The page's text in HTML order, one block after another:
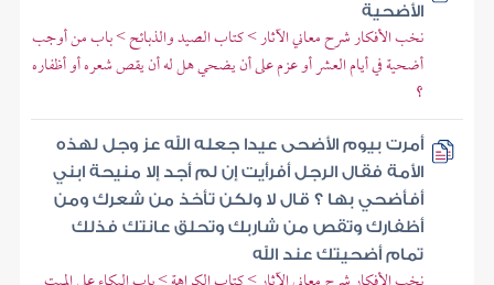
الأضحية
نخب الأفكار شرح معاني الآثار > كتاب الصيد والذبائح > باب من أوجب
أضحية في أيام العشر أو عزم على أن يضحي هل له أن يقص شعره أو أظفاره
؟
أمرت بيوم الأضحى عيدا جعله الله عز وجل لهذه
الأمة فقال الرجل أفرأيت إن لم أجد إلا منيحة ابني
أفأضحي بها ؟ قال لا ولكن تأخذ من شعرك ومن
أظفارك وتقص من شاربك وتحلق عانتك فذلك
تمام أضحيتك عند الله